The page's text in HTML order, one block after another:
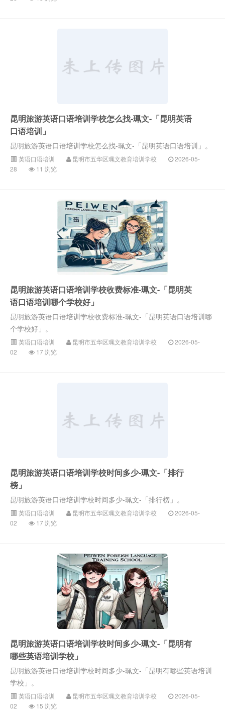
昆明旅游英语口语培训学校怎么找-珮文-「昆明英语
口语培训」
昆明旅游英语口语培训学校怎么找-珮文-「昆明英语口语培训」。
英语口语培训 昆明市五华区珮文教育培训学校
2026-05-
28
11 浏览
昆明旅游英语口语培训学校收费标准-珮文-「昆明英
语口语培训哪个学校好」
昆明旅游英语口语培训学校收费标准-珮文-「昆明英语口语培训哪
个学校好」。
英语口语培训 昆明市五华区珮文教育培训学校
2026-05-
02
17 浏览
昆明旅游英语口语培训学校时间多少-珮文-「排行
榜」
昆明旅游英语口语培训学校时间多少-珮文-「排行榜」。
英语口语培训 昆明市五华区珮文教育培训学校
2026-05-
02
17 浏览
昆明旅游英语口语培训学校时间多少-珮文-「昆明有
哪些英语培训学校」
昆明旅游英语口语培训学校时间多少-珮文-「昆明有哪些英语培训
学校」。
英语口语培训 昆明市五华区珮文教育培训学校
2026-05-
02
15 浏览